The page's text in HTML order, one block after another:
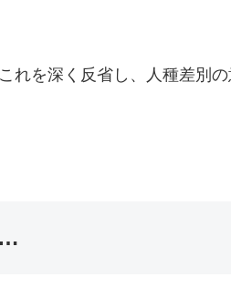
を深く反省し、人種差別
…